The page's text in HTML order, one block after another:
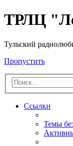
ТРЛЦ
Тульский
Пропустить
Ссылки
Темы